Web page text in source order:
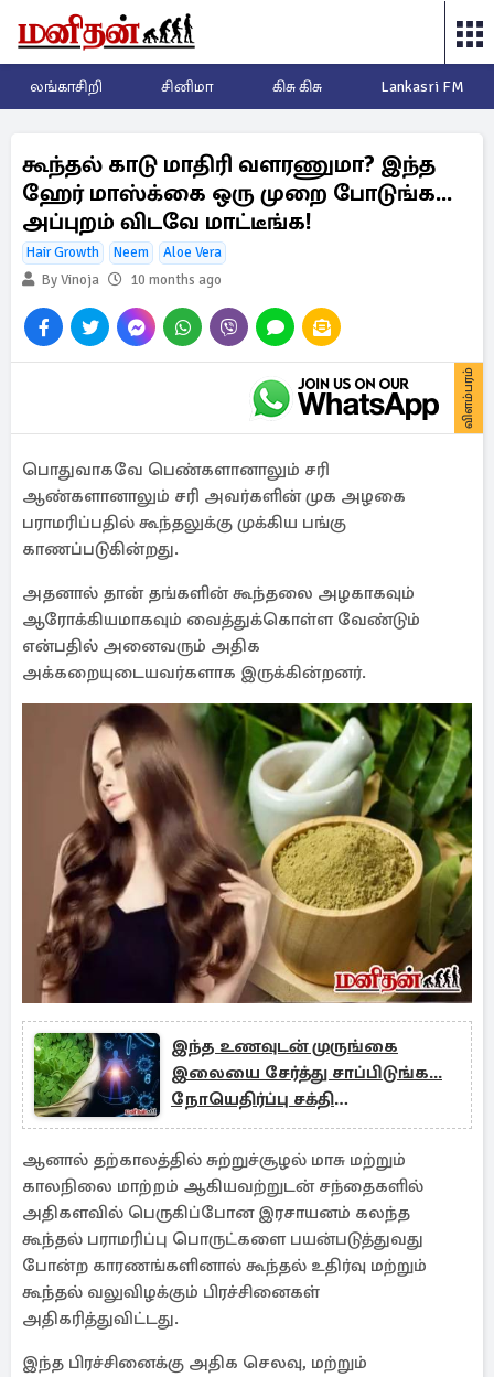
லங்காசிறி சினிமா கிசு கிசு Lankasri FM
கூந்தல் காடு மாதிரி வளரணுமா? இந்த
ஹேர் மாஸ்க்கை ஒரு முறை போடுங்க...
அப்புறம் விடவே மாட்டீங்க!
Hair Growth Neem
Aloe Vera
By Vinoja
10 months ago
விளம்பரம்
பொதுவாகவே பெண்களானாலும் சரி
ஆண்களானாலும் சரி அவர்களின் முக அழகை
பராமரிப்பதில் கூந்தலுக்கு முக்கிய பங்கு
காணப்படுகின்றது.
அதனால் தான் தங்களின் கூந்தலை அழகாகவும்
ஆரோக்கியமாகவும் வைத்துக்கொள்ள வேண்டும்
என்பதில் அனைவரும் அதிக
அக்கறையுடையவர்களாக இருக்கின்றனர்.
இந்த உணவுடன் முருங்கை
இலையை சேர்த்து சாப்பிடுங்க...
நோயெதிர்ப்பு சக்தி
இருமடங்காகுமாம்!
ஆனால் தற்காலத்தில் சுற்றுச்சூழல் மாசு மற்றும்
காலநிலை மாற்றம் ஆகியவற்றுடன் சந்தைகளில்
அதிகளவில் பெருகிப்போன இரசாயனம் கலந்த
கூந்தல் பராமரிப்பு பொருட்களை பயன்படுத்துவது
போன்ற காரணங்களினால் கூந்தல் உதிர்வு மற்றும்
கூந்தல் வலுவிழக்கும் பிரச்சினைகள்
அதிகரித்துவிட்டது.
இந்த பிரச்சினைக்கு அதிக செலவு, மற்றும்